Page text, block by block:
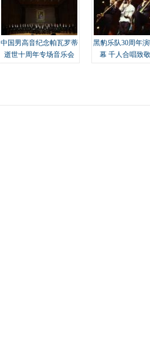
中国男高音纪念帕瓦罗蒂
逝世十周年专场音乐会
黑豹乐队30周年
幕 千人合唱致